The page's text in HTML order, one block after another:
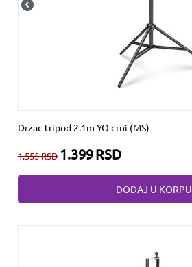
Drzac tripod 2.1m YO crni (MS)
1.555RSD 1.399RSD
DODAJ U KORPU